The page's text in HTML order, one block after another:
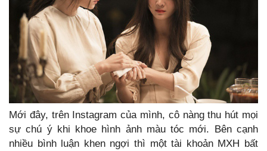
Mới đây, trên Instagram của mình, cô nàng thu hút mọi
sự chú ý khi khoe hình ảnh màu tóc mới. Bên cạnh
nhiều bình luận khen ngợi thì một tài khoản MXH bất